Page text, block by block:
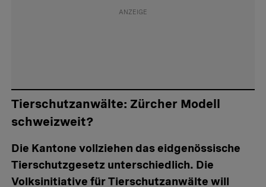
Tierschutzanwälte: Zürcher Modell
schweizweit?
Die Kantone vollziehen das eidgenössische
Tierschutzgesetz unterschiedlich. Die
Volksinitiative für Tierschutzanwälte will